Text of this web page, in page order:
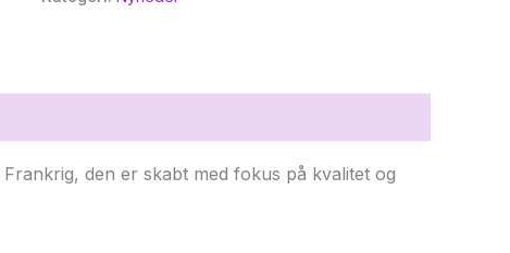
den er skabt med fokus på kvalitet og